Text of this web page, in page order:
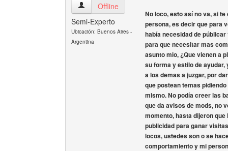
nesbet Ver perfil del usuario
Offline
Semi-Experto
Ubicación: Buenos Aires -
Argentina
No loco, esto así no va, si
persona, es decir que para
había necesidad de
para que necesitar mas
asunto mio, ¿Que vienen a
su forma y estilo de ayudar,
a los demas a juzgar, por
que postean temas
mismo. No podía creer las
que da avisos de mods, no
momento, hasta dijeron
publicidad para ganar
locos, ustedes son o se
comportamiento y mi